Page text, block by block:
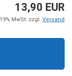
13,90 EUR
MwSt. zzgl. Versand